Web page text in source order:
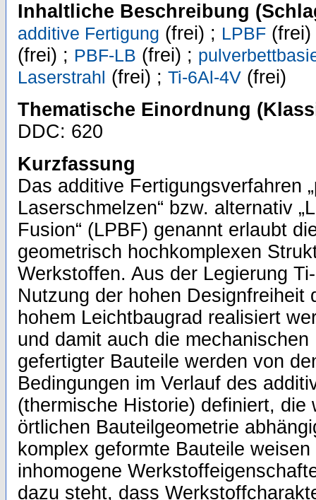
Inhaltliche Beschreibung
additive Fertigung (frei) ; LPBF
(frei) ; PBF-LB (frei) ;
Laserstrahl (frei) ; Ti-6Al-4V (frei)
Thematische Einordnung
DDC: 620
Kurzfassung
Das additive Fertigungsverfahren
Laserschmelzen“ bzw. alternativ
Fusion“ (LPBF) genannt erlaubt
geometrisch hochkomplexen
Werkstoffen. Aus der Legierung
Nutzung der hohen Designfreiheit
hohem Leichtbaugrad realisiert
und damit auch die
gefertigter Bauteile werden von
Bedingungen im Verlauf des
(thermische Historie) definiert, die
örtlichen Bauteilgeometrie
komplex geformte Bauteile
inhomogene
dazu steht, dass